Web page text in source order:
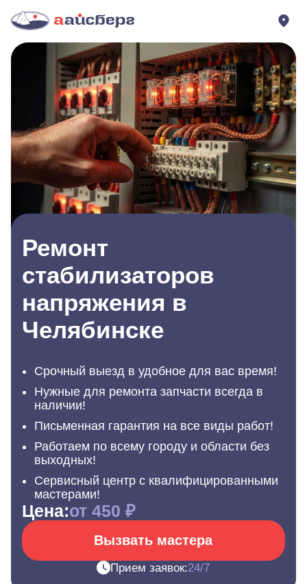
Ремонт
стабилизаторов
напряжения в
Челябинске
Срочный выезд в удобное для вас время!
Нужные для ремонта запчасти всегда в
наличии!
Письменная гарантия на все виды работ!
Работаем по всему городу и области без
выходных!
Сервисный центр с квалифицированными
мастерами!
Цена:от 450 ₽
Вызвать мастера
Прием заявок:24/7